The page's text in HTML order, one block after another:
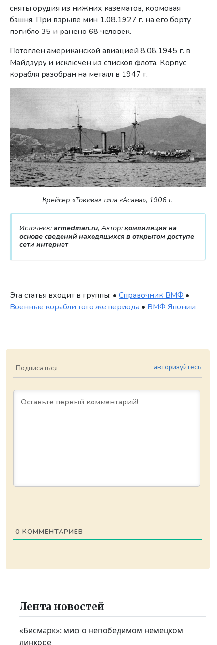
сняты орудия из нижних казематов, кормовая
башня. При взрыве мин 1.08.1927 г. на его борту
погибло 35 и ранено 68 человек.
Потоплен американской авиацией 8.08.1945 г. в
Майдзуру и исключен из списков флота. Корпус
корабля разобран на металл в 1947 г.
Крейсер «Токива» типа «Асама», 1906 г.
Источник: armedman.ru, Автор: компиляция на
основе сведений находящихся в открытом доступе
сети интернет
Эта статья входит в группы: •Справочник ВМФ•
Военные корабли того же периода•ВМФ Японии
Подписаться авторизуйтесь
0 КОММЕНТАРИЕВ
Лента новостей
«Бисмарк»: миф о непобедимом немецком
линкоре